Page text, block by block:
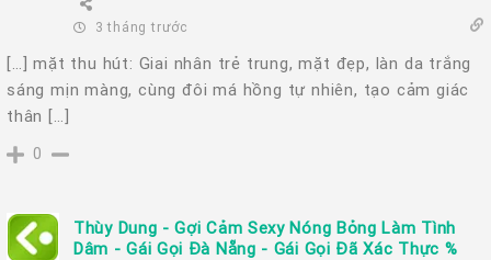
3 tháng trước
[…] mặt thu hút: Giai nhân trẻ trung, mặt đẹp, làn da trắng
sáng mịn màng, cùng đôi má hồng tự nhiên, tạo cảm giác
thân […]
0
Thùy Dung - Gợi Cảm Sexy Nóng Bỏng Làm Tình
Dâm - Gái Gọi Đà Nẵng - Gái Gọi Đã Xác Thực %